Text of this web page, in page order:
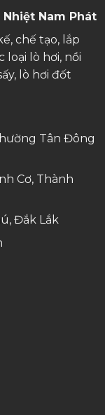
Nhiệt Nam Phát
chế tạo, lắp
loại lò hơi, nồi
lò hơi đốt
Tân Đông
Cơ, Thành
Đắk Lắk